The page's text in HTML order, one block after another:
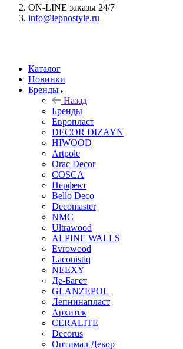
ON-LINE заказы 24/7
info@lepnostyle.ru
Каталог
Новинки
Бренды
Назад
Бренды
Европласт
DECOR DIZAYN
HIWOOD
Artpole
Orac Decor
COSCA
Перфект
Bello Deco
Decomaster
NMС
Ultrawood
ALPINE WALLS
Evrowood
Laconistiq
NEEXY
Де-Багет
GLANZEPOL
Лепнинапласт
Архитек
CERALITE
Decorus
Оптимал Декор